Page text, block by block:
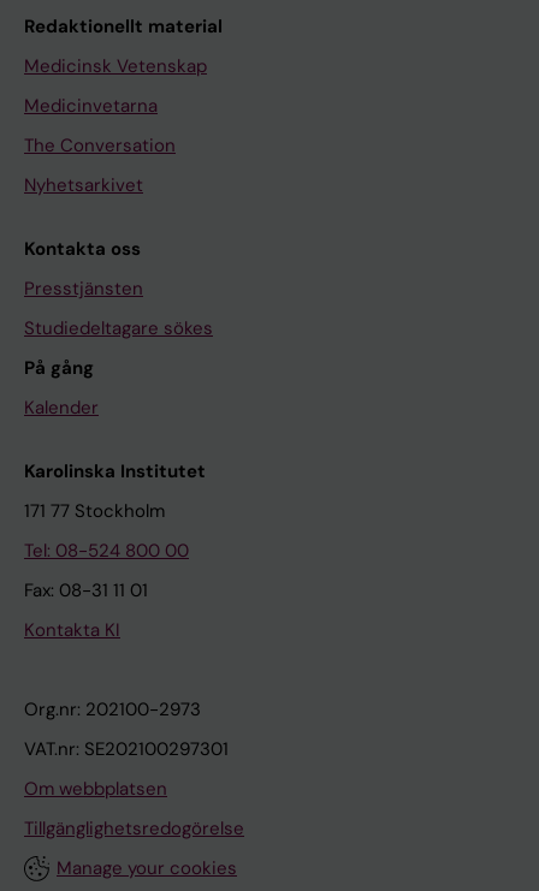
Redaktionellt material
Medicinsk Vetenskap
Medicinvetarna
The Conversation
Nyhetsarkivet
Kontakta oss
Presstjänsten
Studiedeltagare sökes
På gång
Kalender
Karolinska Institutet
171 77 Stockholm
Tel: 08-524 800 00
Fax: 08-31 11 01
Kontakta KI
Org.nr: 202100-2973
VAT.nr: SE202100297301
Om webbplatsen
Tillgänglighetsredogörelse
Manage your cookies